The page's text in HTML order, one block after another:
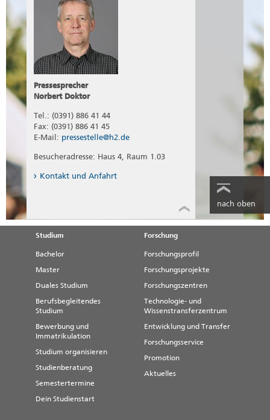
Pressesprecher
Norbert Doktor
Tel.: (0391) 886 41 44
Fax: (0391) 886 41 45
E-Mail: pressestelle@h2.de
Besucheradresse: Haus 4, Raum 1.03
Kontakt und Anfahrt
nach oben
Studium
Bachelor
Master
Duales Studium
Berufsbegleitendes
Studium
Bewerbung und
Immatrikulation
Studium organisieren
Studienberatung
Semestertermine
Dein Studienstart
Forschung
Forschungsprofil
Forschungsprojekte
Forschungszentren
Technologie- und
Wissenstransferzentrum
Entwicklung und Transfer
Forschungsservice
Promotion
Aktuelles